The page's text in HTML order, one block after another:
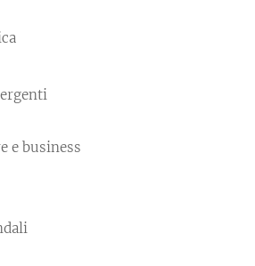
e business